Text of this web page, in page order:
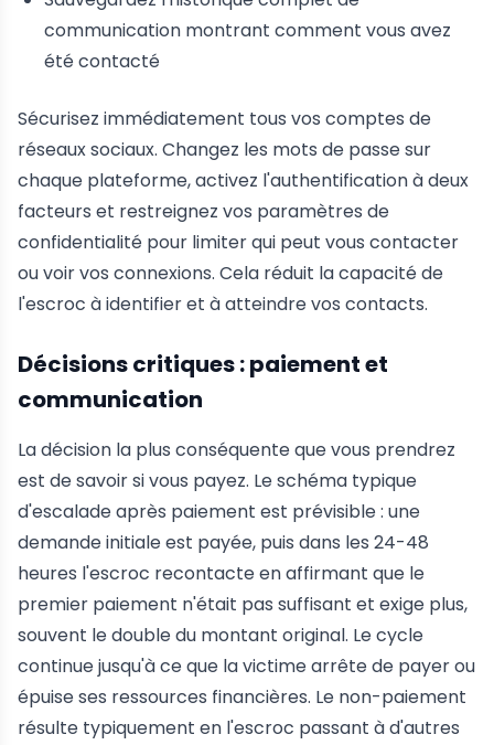
communication montrant comment vous avez
été contacté
Sécurisez immédiatement tous vos comptes de
réseaux sociaux. Changez les mots de passe sur
chaque plateforme, activez l'authentification à deux
facteurs et restreignez vos paramètres de
confidentialité pour limiter qui peut vous contacter
ou voir vos connexions. Cela réduit la capacité de
l'escroc à identifier et à atteindre vos contacts.
Décisions critiques : paiement et
communication
La décision la plus conséquente que vous prendrez
est de savoir si vous payez. Le schéma typique
d'escalade après paiement est prévisible : une
demande initiale est payée, puis dans les 24-48
heures l'escroc recontacte en affirmant que le
premier paiement n'était pas suffisant et exige plus,
souvent le double du montant original. Le cycle
continue jusqu'à ce que la victime arrête de payer ou
épuise ses ressources financières. Le non-paiement
résulte typiquement en l'escroc passant à d'autres